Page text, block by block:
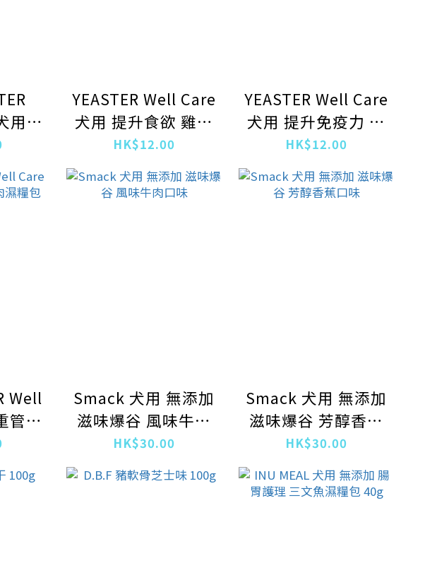
用
肉
YEASTER Well Care
犬用 提升食欲 雞肉
濕糧包50g
HK$12.00
YEASTER Well Care
犬用 提升免疫力 雞
肉濕糧包50g
HK$12.00
Well
管理
Smack 犬用 無添加
滋味爆谷 風味牛肉
口味
HK$30.00
Smack 犬用 無添加
滋味爆谷 芳醇香蕉
口味
HK$30.00